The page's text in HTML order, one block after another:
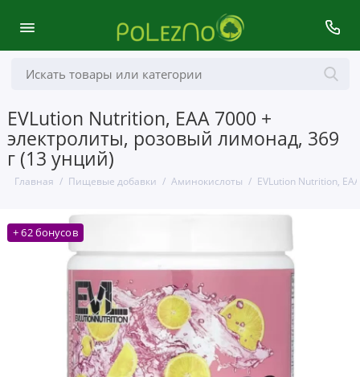
EVLution Nutrition, EAA 7000 +
электролиты, розовый лимонад, 369
г (13 унций)
Главная Пищевые добавки Аминокислоты EVLution Nutrition,
+ 62 бонусов